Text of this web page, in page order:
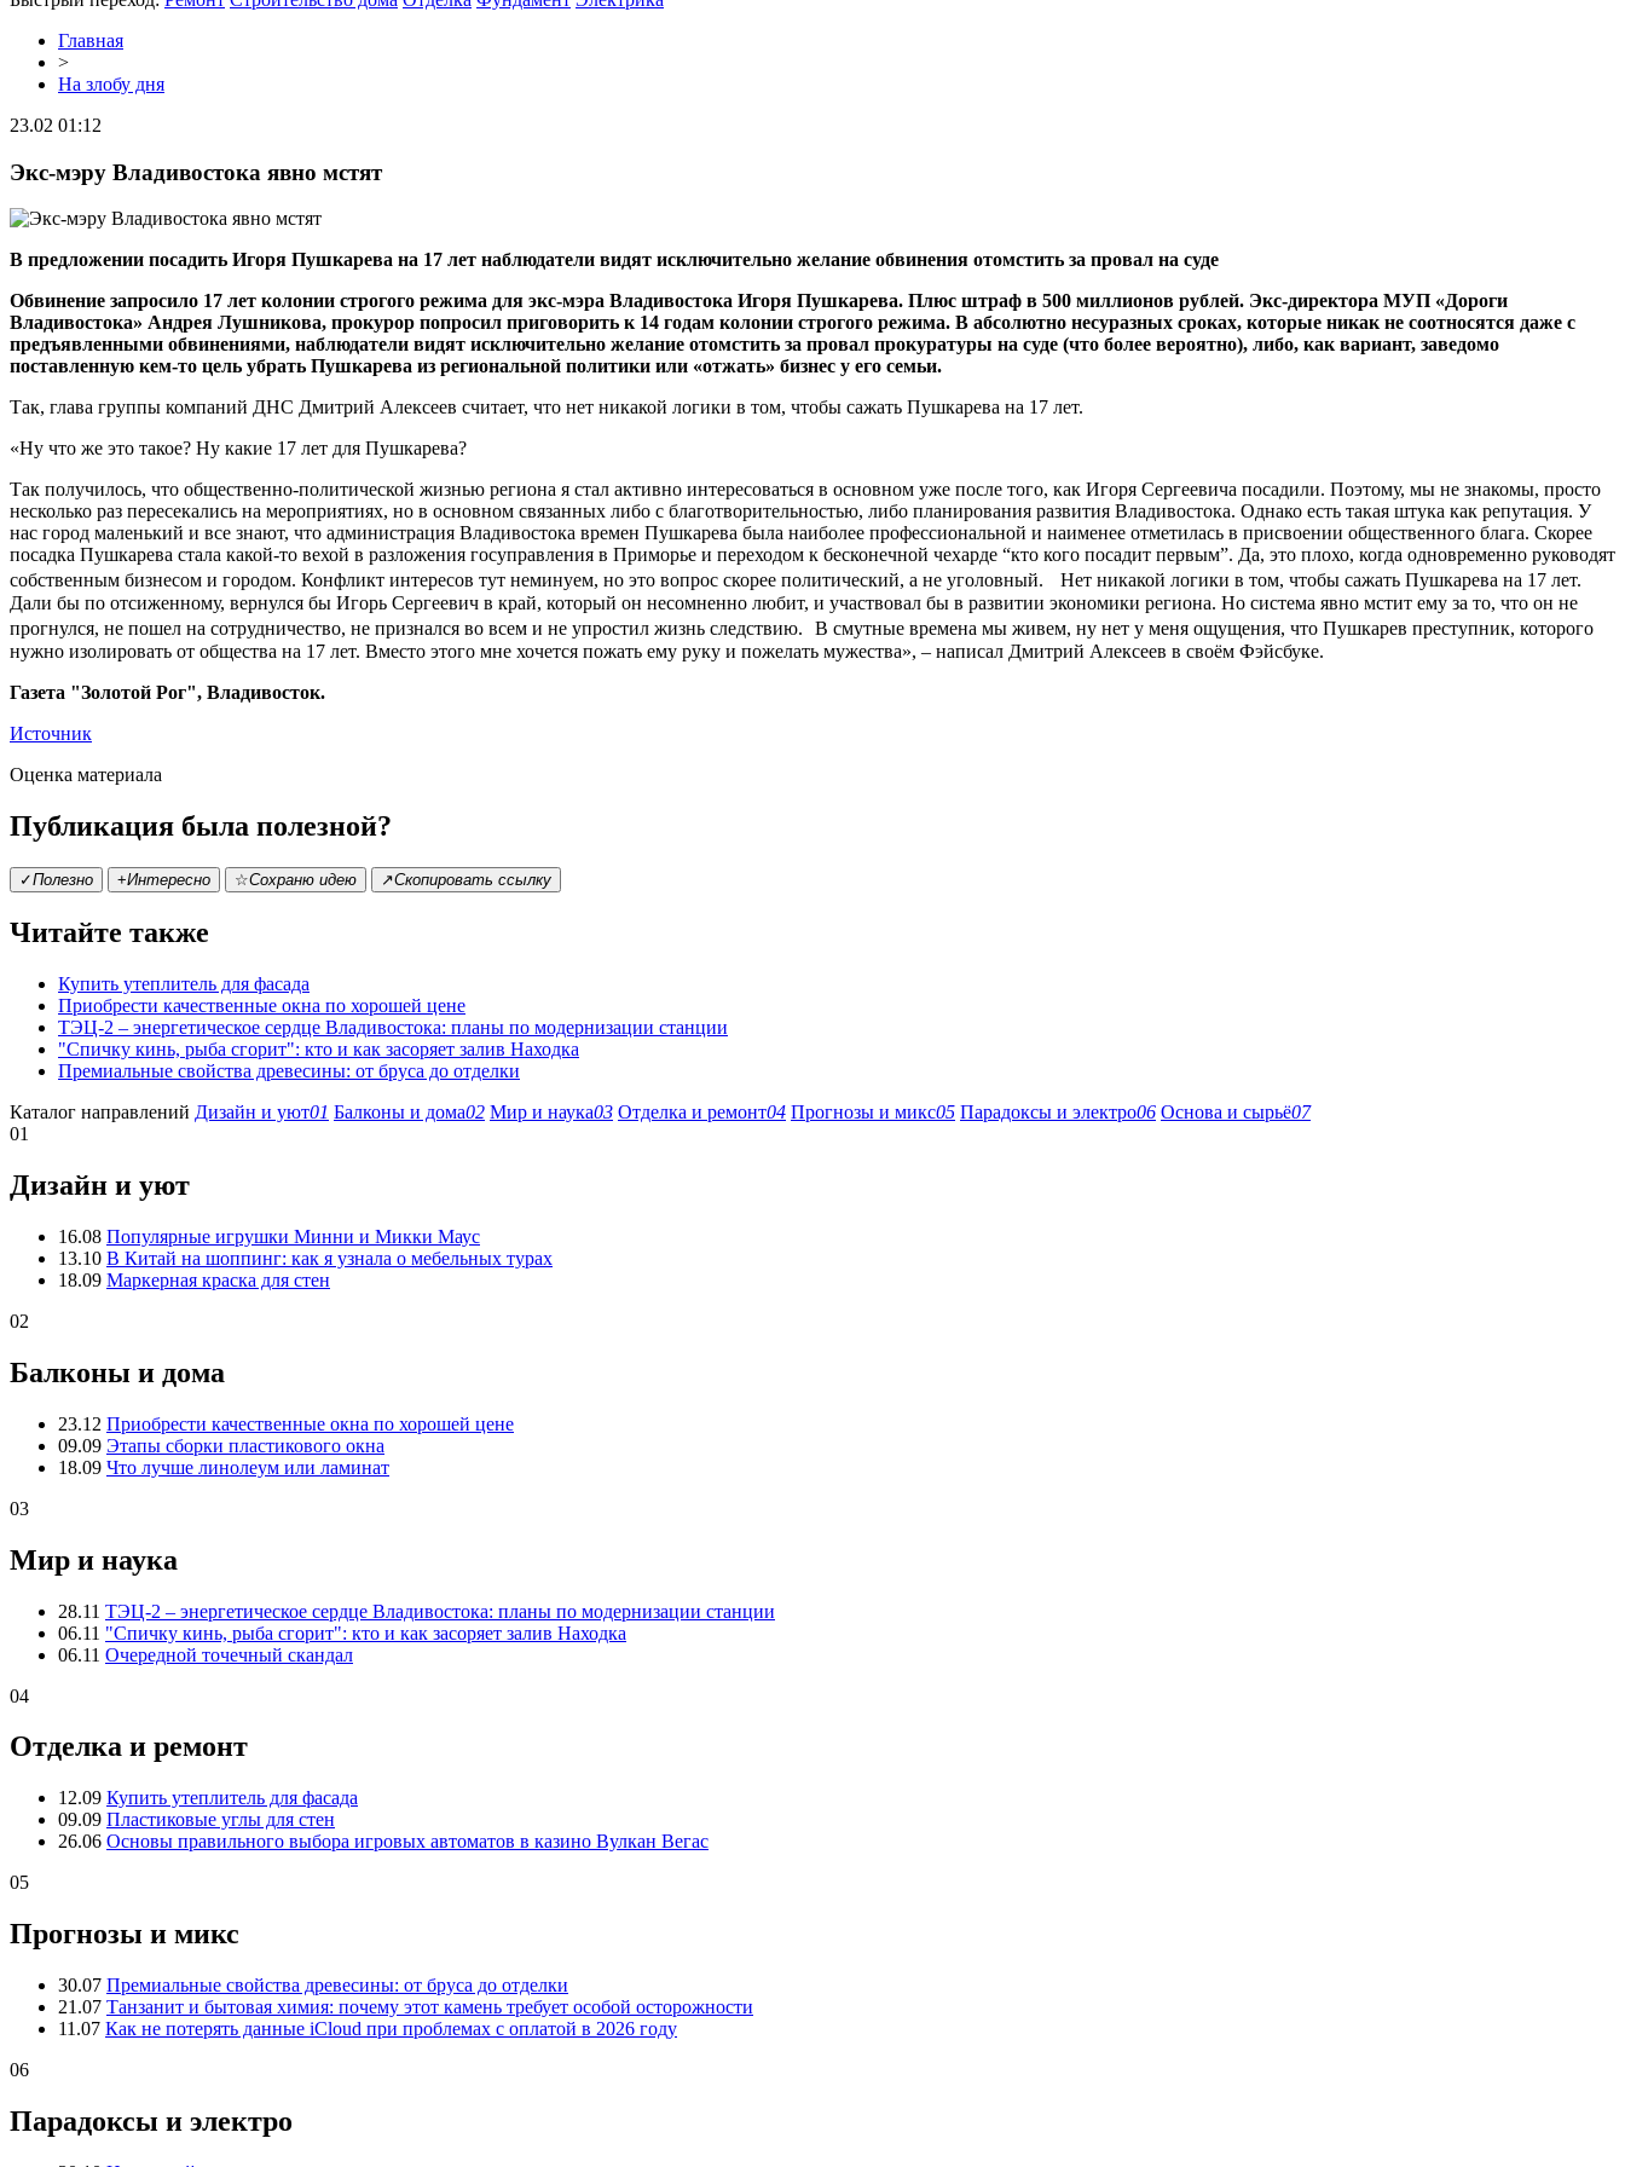
Главная
>
На злобу дня
23.02 01:12
Экс-мэру Владивостока явно мстят
В предложении посадить Игоря Пушкарева на 17 лет наблюдатели видят исключительно желание обвинения отомстить за провал на суде
Обвинение запросило 17 лет колонии строгого режима для экс-мэра Владивостока Игоря Пушкарева. Плюс штраф в 500 миллионов рублей. Экс-директора МУП «Дороги
Владивостока» Андрея Лушникова, прокурор попросил приговорить к 14 годам колонии строгого режима. В абсолютно несуразных сроках, которые никак не соотносятся даже с
предъявленными обвинениями, наблюдатели видят исключительно желание отомстить за провал прокуратуры на суде (что более вероятно), либо, как вариант, заведомо
поставленную кем-то цель убрать Пушкарева из региональной политики или «отжать» бизнес у его семьи.
Так, глава группы компаний ДНС Дмитрий Алексеев считает, что нет никакой логики в том, чтобы сажать Пушкарева на 17 лет.
«Ну что же это такое? Ну какие 17 лет для Пушкарева?
Так получилось, что общественно-политической жизнью региона я стал активно интересоваться в основном уже после того, как Игоря Сергеевича посадили. Поэтому, мы не знакомы, просто
несколько раз пересекались на мероприятиях, но в основном связанных либо с благотворительностью, либо планирования развития Владивостока. Однако есть такая штука как репутация. У
нас город маленький и все знают, что администрация Владивостока времен Пушкарева была наиболее профессиональной и наименее отметилась в присвоении общественного блага. Скорее
посадка Пушкарева стала какой-то вехой в разложения госуправления в Приморье и переходом к бесконечной чехарде “кто кого посадит первым”. Да, это плохо, когда одновременно руководят
собственным бизнесом и городом. Конфликт интересов тут неминуем, но это вопрос скорее политический, а не уголовный. Нет никакой логики в том, чтобы сажать Пушкарева на 17 лет.
Дали бы по отсиженному, вернулся бы Игорь Сергеевич в край, который он несомненно любит, и участвовал бы в развитии экономики региона. Но система явно мстит ему за то, что он не
прогнулся, не пошел на сотрудничество, не признался во всем и не упростил жизнь следствию. В смутные времена мы живем, ну нет у меня ощущения, что Пушкарев преступник, которого
нужно изолировать от общества на 17 лет. Вместо этого мне хочется пожать ему руку и пожелать мужества», – написал Дмитрий Алексеев в своём Фэйсбуке.
Газета "Золотой Рог", Владивосток.
Источник
Оценка материала
Публикация была полезной?
✓Полезно +Интересно ☆Сохраню идею ↗Скопировать ссылку
Читайте также
Купить утеплитель для фасада
Приобрести качественные окна по хорошей цене
ТЭЦ-2 – энергетическое сердце Владивостока: планы по модернизации станции
"Спичку кинь, рыба сгорит": кто и как засоряет залив Находка
Премиальные свойства древесины: от бруса до отделки
Каталог направлений Дизайн и уют01 Балконы и дома02 Мир и наука03 Отделка и ремонт04 Прогнозы и микс05 Парадоксы и электро06 Основа и сырьё07
01
Дизайн и уют
16.08 Популярные игрушки Минни и Микки Маус
13.10 В Китай на шоппинг: как я узнала о мебельных турах
18.09 Маркерная краска для стен
02
Балконы и дома
23.12 Приобрести качественные окна по хорошей цене
09.09 Этапы сборки пластикового окна
18.09 Что лучше линолеум или ламинат
03
Мир и наука
28.11 ТЭЦ-2 – энергетическое сердце Владивостока: планы по модернизации станции
06.11 "Спичку кинь, рыба сгорит": кто и как засоряет залив Находка
06.11 Очередной точечный скандал
04
Отделка и ремонт
12.09 Купить утеплитель для фасада
09.09 Пластиковые углы для стен
26.06 Основы правильного выбора игровых автоматов в казино Вулкан Вегас
05
Прогнозы и микс
30.07 Премиальные свойства древесины: от бруса до отделки
21.07 Танзанит и бытовая химия: почему этот камень требует особой осторожности
11.07 Как не потерять данные iCloud при проблемах с оплатой в 2026 году
06
Парадоксы и электро